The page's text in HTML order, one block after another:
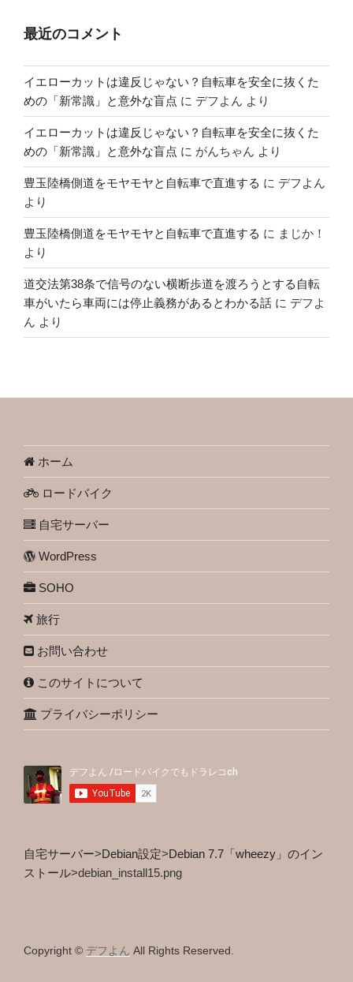
最近のコメント
イエローカットは違反じゃない？自転車を安全に抜くた
めの「新常識」と意外な盲点 に デフよん より
イエローカットは違反じゃない？自転車を安全に抜くた
めの「新常識」と意外な盲点 に がんちゃん より
豊玉陸橋側道をモヤモヤと自転車で直進する に デフよん
より
豊玉陸橋側道をモヤモヤと自転車で直進する に まじか！
より
道交法第38条で信号のない横断歩道を渡ろうとする自転
車がいたら車両には停止義務があるとわかる話 に デフよ
ん より
ホーム
ロードバイク
自宅サーバー
WordPress
SOHO
旅行
お問い合わせ
このサイトについて
プライバシーポリシー
自宅サーバー>Debian設定>Debian 7.7「wheezy」のイン
ストール>debian_install15.png
Copyright © デフよん All Rights Reserved.